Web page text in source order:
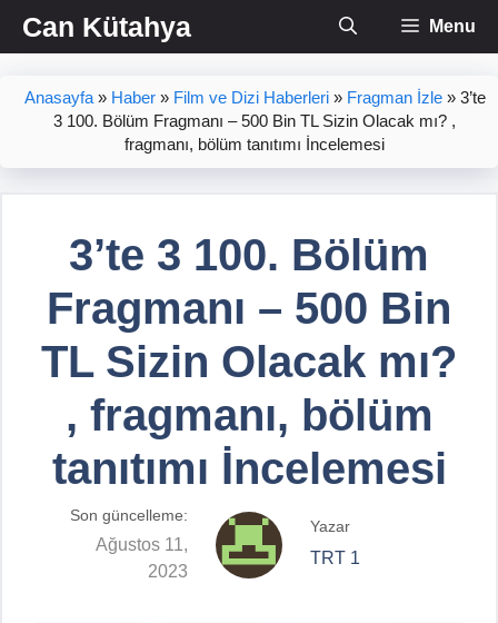
İçeriğe
atlaCan Kütahya Menu
Anasayfa» Haber» Film ve Dizi Haberleri» Fragman İzle» 3’te
3 100. Bölüm Fragmanı – 500 Bin TL Sizin Olacak mı? ,
fragmanı, bölüm tanıtımı İncelemesi
3’te 3 100. Bölüm
Fragmanı – 500 Bin
TL Sizin Olacak mı?
, fragmanı, bölüm
tanıtımı İncelemesi
Son güncelleme:
Ağustos 11,
2023
Yazar
TRT 1